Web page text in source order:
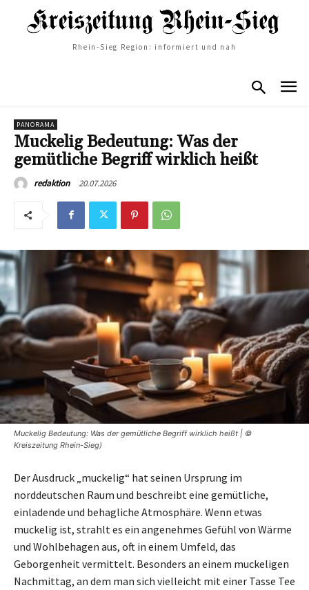
Rhein-Sieg Region: informiert und nah
PANORAMA
Muckelig Bedeutung: Was der
gemütliche Begriff wirklich heißt
redaktion 20.07.2026
Muckelig Bedeutung: Was der gemütliche Begriff wirklich heißt | ©
Kreiszeitung Rhein-Sieg)
Der Ausdruck „muckelig“ hat seinen Ursprung im
norddeutschen Raum und beschreibt eine gemütliche,
einladende und behagliche Atmosphäre. Wenn etwas
muckelig ist, strahlt es ein angenehmes Gefühl von Wärme
und Wohlbehagen aus, oft in einem Umfeld, das
Geborgenheit vermittelt. Besonders an einem muckeligen
Nachmittag, an dem man sich vielleicht mit einer Tasse Tee